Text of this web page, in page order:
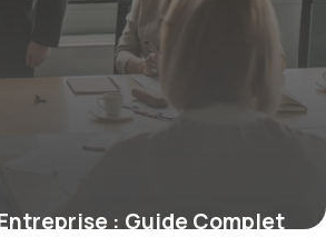
: Guide Complet